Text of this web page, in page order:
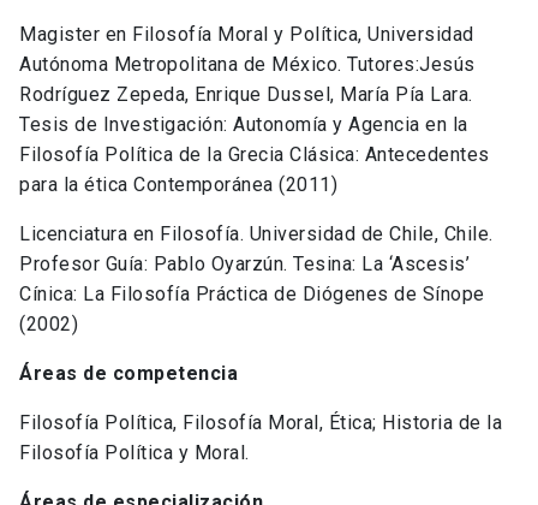
Magister en Filosofía Moral y Política, Universidad
Autónoma Metropolitana de México. Tutores:Jesús
Rodríguez Zepeda, Enrique Dussel, María Pía Lara.
Tesis de Investigación: Autonomía y Agencia en la
Filosofía Política de la Grecia Clásica: Antecedentes
para la ética Contemporánea (2011)
Licenciatura en Filosofía. Universidad de Chile, Chile.
Profesor Guía: Pablo Oyarzún. Tesina: La ‘Ascesis’
Cínica: La Filosofía Práctica de Diógenes de Sínope
(2002)
Áreas de competencia
Filosofía Política, Filosofía Moral, Ética; Historia de la
Filosofía Política y Moral.